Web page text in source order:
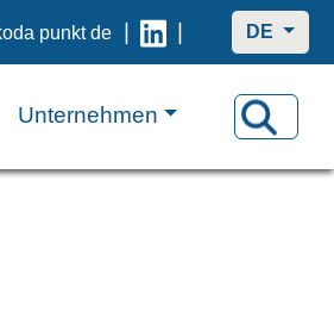
punkt de | | DE
Unternehmen